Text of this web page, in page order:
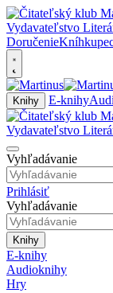
Doručenie
Knihy E-knihy
Vyhľadávanie
Prihlásiť
Vyhľadávanie
Knihy
E-knihy
Audioknihy
Hry